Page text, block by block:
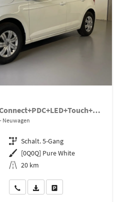
1.0 MPI Sitzheizung+AppConnect+PDC+LED+Touch+Lichtsensor+MultiLenkrad
Neuwagen
Getriebe Schalt. 5-Gang
Außenfarbe [0Q0Q] Pure White
Kilometerstand 20 km
Wir rufen Sie anFahrzeugexposé (PDF)
Fahrzeug parken